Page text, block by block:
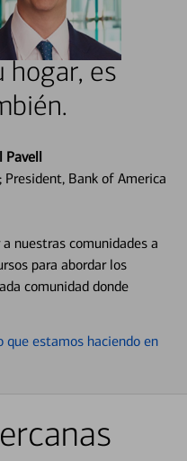
hogar, es
Pavell
Bank of America
nuestras comunidades a
para abordar los
comunidad donde
estamos haciendo en